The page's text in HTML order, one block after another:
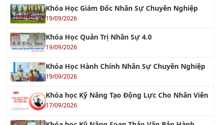
Khóa Học Quản Trị Nhân Sự 4.0
19/09/2026
Khóa Học Hành Chính Nhân Sự Chuyên Nghiệp
Khóa học Kỹ Năng Tạo Động Lực Cho Nhân Viên
17/09/2026
Khóa học Kỹ Năng Soạn Thảo Văn Bản Hành
Chính
11/09/2026